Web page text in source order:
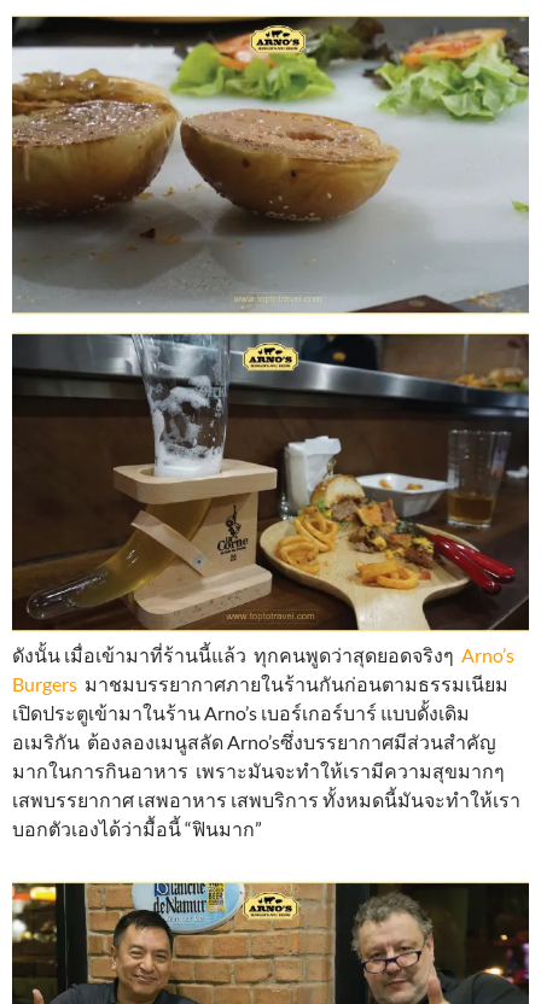
ดังนั้น เมื่อเข้ามาที่ร้านนี้แล้ว ทุกคนพูดว่าสุดยอดจริงๆ Arno’s
Burgers มาชมบรรยากาศภายในร้านกันก่อนตามธรรมเนียม
เปิดประตูเข้ามาในร้าน Arno’s เบอร์เกอร์บาร์ แบบดั้งเดิม
อเมริกัน ต้องลองเมนูสลัด Arno’sซึ่งบรรยากาศมีส่วนสำคัญ
มากในการกินอาหาร เพราะมันจะทำให้เรามีความสุขมากๆ
เสพบรรยากาศ เสพอาหาร เสพบริการ ทั้งหมดนี้มันจะทำให้เรา
บอกตัวเองได้ว่ามื้อนี้ “ฟินมาก”